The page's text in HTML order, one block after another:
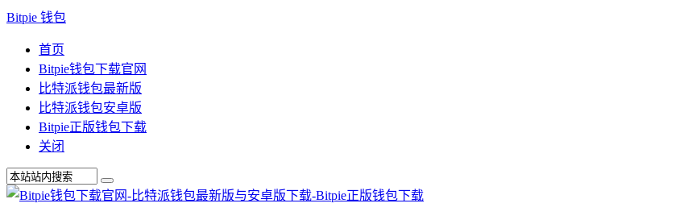
Bitpie 钱包
首页
Bitpie钱包下载官网
比特派钱包最新版
比特派钱包安卓版
Bitpie正版钱包下载
关闭